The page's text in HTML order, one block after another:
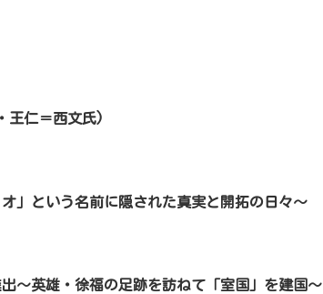
王仁＝西文氏)
」という名前に隠された真実と開拓の日々～
～英雄・徐福の足跡を訪ねて「室国」を建国～